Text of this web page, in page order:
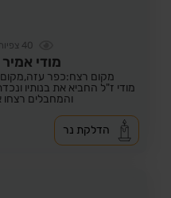
40
מודי
מקום רצח:כפר עזה,
מודי ז"ל החביא את בנותיו
והמחבלים רצחו
הדלקת נר